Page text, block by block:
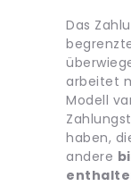
Das
arbeitet
Modell
haben,
andere